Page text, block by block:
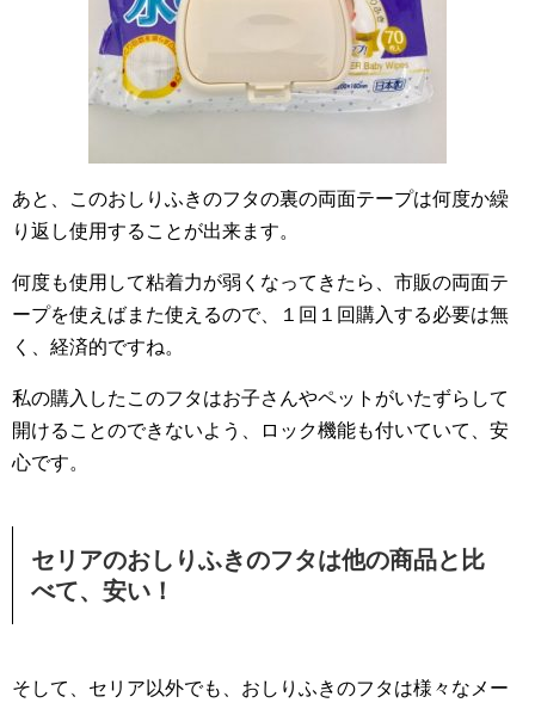
あと、このおしりふきのフタの裏の両面テープは何度か繰
り返し使用することが出来ます。
何度も使用して粘着力が弱くなってきたら、市販の両面テ
ープを使えばまた使えるので、１回１回購入する必要は無
く、経済的ですね。
私の購入したこのフタはお子さんやペットがいたずらして
開けることのできないよう、ロック機能も付いていて、安
心です。
セリアのおしりふきのフタは他の商品と比
べて、安い！
そして、セリア以外でも、おしりふきのフタは様々なメー